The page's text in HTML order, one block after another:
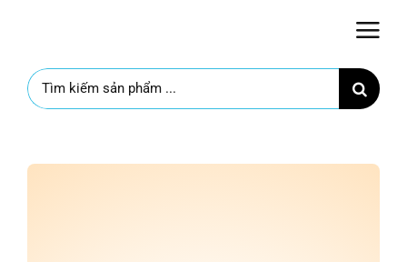
content
Search
for: